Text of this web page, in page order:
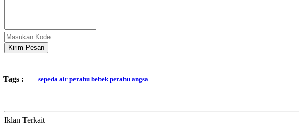
Kirim Pesan
Tags : sepeda air perahu bebek perahu angsa
Iklan Terkait